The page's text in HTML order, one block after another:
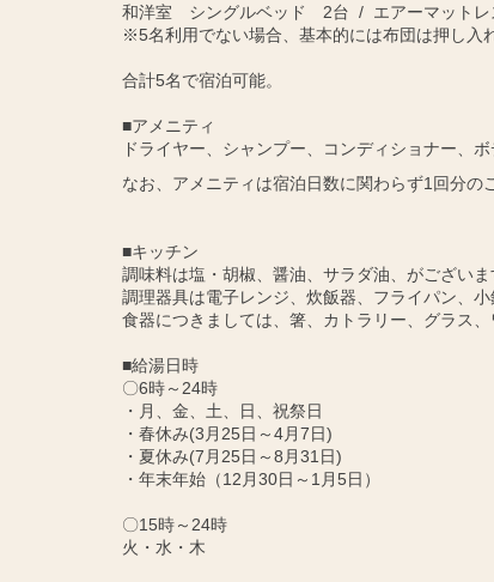
和洋室 シングルベッド 2台 / エアーマットレ
※5名利用でない場合、基本的には布団は押し入
合計5名で宿泊可能。
■アメニティ
ドライヤー、シャンプー、コンディショナー、
なお、アメニティは宿泊日数に関わらず1回分の
■キッチン
調味料は塩・胡椒、醤油、サラダ油、がございま
調理器具は電子レンジ、炊飯器、フライパン、
食器につきましては、箸、カトラリー、グラス
■給湯日時
〇6時～24時
・月、金、土、日、祝祭日
・春休み(3月25日～4月7日)
・夏休み(7月25日～8月31日)
・年末年始（12月30日～1月5日）
〇15時～24時
火・水・木